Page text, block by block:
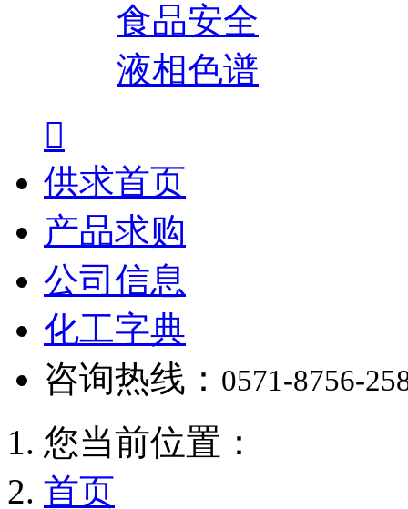
食品安全
液相色谱

供求首页
产品求购
公司信息
化工字典
咨询热线： 0571-8756-
您当前位置：
首页